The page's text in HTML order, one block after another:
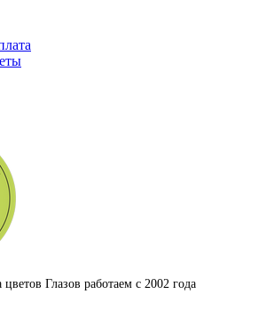
цветов Глазов работаем с 2002 года